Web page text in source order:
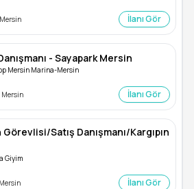
İlanı Gör
- Sayapark Mersin
Mersin Marina-Mersin
Mersin İlanı Gör
Görevlisi/Satış Danışmanı/Kargıpın
Giyim
İlanı Gör